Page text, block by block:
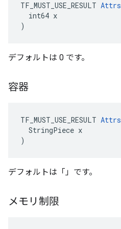
TF_MUST_USE_RESULT Attrs
  int64 x
)
デフォルトは 0 です。
容器
TF_MUST_USE_RESULT Attrs
  StringPiece x
)
デフォルトは「」です。
メモリ制限